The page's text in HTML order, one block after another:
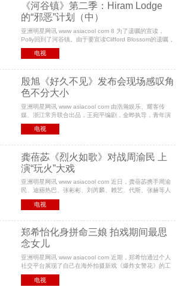
《河谷镇》第二季：Hiram Lodge
的“邪恶”计划（中）
亚洲明星网讯 www asiacool com 8 为了遗嘱的宣读，
Polly回到了河谷镇。由于要宣读Clifford Blossom的遗嘱，
Polly随着她的双胞胎姐姐一起回到了河谷镇，毕竟她的两
个孩子也是Clifford Blossom的后代。同时作
电视
殷旭《好久不见》发布会现场感叹角
色不分大小
亚洲明星网讯 www asiacool com 由浩瀚娱乐、耀客传
媒、浙江常升联合出品，王宛平编剧，金晔执导，青年演
员杨子姗、郑恺、殷旭等搭档实力派演员张国立、江珊联
袂出演的电视剧《好久不见》于昨日（3月15日）在北
电视
龚蓓苾《烈火如歌》对战周渝民 上
演“玩火”大戏
亚洲明星网讯 www asiacool com 近日，龚蓓苾携手周渝
民、迪丽热巴、张彬彬、刘芮麟、赖艺、代斯、张赫等人
共同主演的超级剧集《烈火如歌》正在网上热播。该剧以
爱情贯穿始终，剧中除了男女主角间的爱恨情仇外
电视
郑希怡化身拼命三娘 拍戏期间最思
念女儿
亚洲明星网讯 www asiacool com 近期，郑希怡通过个人
社交平台展现了自己在海外拍摄新戏《爆炸女警花》的工
作动态。区别于以往形象，此次郑希怡扮演了一名女警的
角色，顶着三十度以上的高温亲自上阵拍摄了大量
电视